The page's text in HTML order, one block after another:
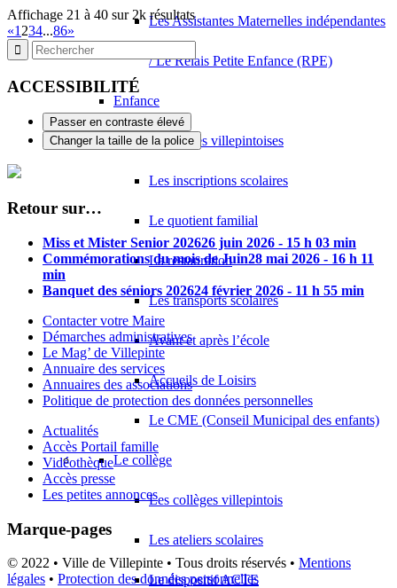
Les Assistantes Maternelles indépendantes
/ Le Relais Petite Enfance (RPE)
Enfance
Les écoles villepintoises
Les inscriptions scolaires
Le quotient familial
La restauration
Les transports scolaires
Avant et après l’école
Accueils de Loisirs
Le CME (Conseil Municipal des enfants)
Le collège
Les collèges villepintois
Les ateliers scolaires
Le dispositif ACTE
Affichage 21 à 40 sur 2k résultats
«1 234...86»
ACCESSIBILITÉ
Passer en contraste élevé
Changer la taille de la police
Retour sur…
Miss et Mister Senior 202626 juin 2026 - 15 h 03 min
Commémorations du mois de Juin28 mai 2026 - 16 h 11
min
Banquet des séniors 202624 février 2026 - 11 h 55 min
Contacter votre Maire
Démarches administratives
Le Mag’ de Villepinte
Annuaire des services
Annuaires des associations
Politique de protection des données personnelles
Actualités
Accès Portail famille
Vidéothèque
Accès presse
Les petites annonces
Marque-pages
© 2022 • Ville de Villepinte • Tous droits réservés • Mentions
légales • Protection des données personnelles